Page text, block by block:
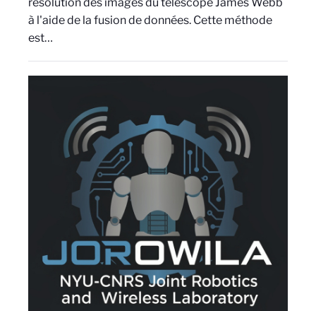
à l'aide de la fusion de données. Cette méthode
est…